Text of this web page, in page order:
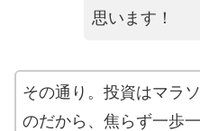
思います！
その通り。投資はマラ
のだから、焦らず一歩